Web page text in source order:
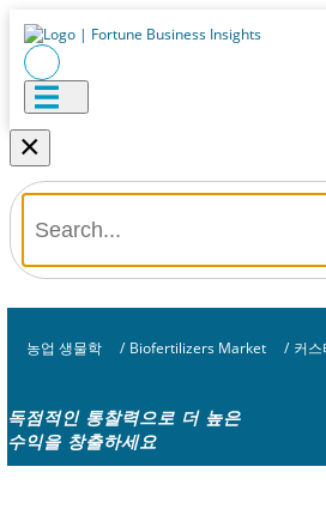
×
농업 생물학 / Biofertilizers Market / 커
독점적인 통찰력으로 더 높은
수익을 창출하세요